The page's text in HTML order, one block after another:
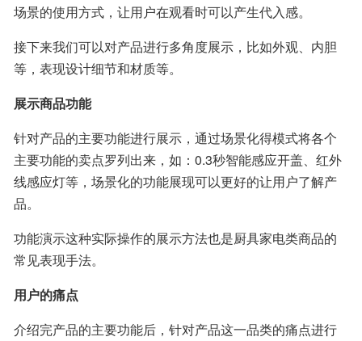
场景的使用方式，让用户在观看时可以产生代入感。
接下来我们可以对产品进行多角度展示，比如外观、内胆
等，表现设计细节和材质等。
展示商品功能
针对产品的主要功能进行展示，通过场景化得模式将各个
主要功能的卖点罗列出来，如：0.3秒智能感应开盖、红外
线感应灯等，场景化的功能展现可以更好的让用户了解产
品。
功能演示这种实际操作的展示方法也是厨具家电类商品的
常见表现手法。
用户的痛点
介绍完产品的主要功能后，针对产品这一品类的痛点进行